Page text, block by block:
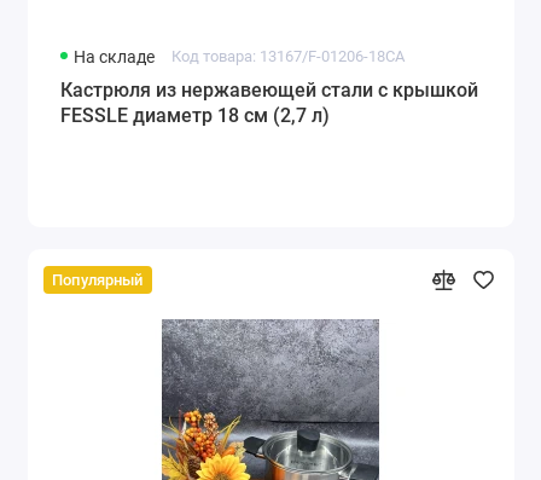
На складе Код товара: 13167/F-01206-18CA
Кастрюля из нержавеющей стали с крышкой
FESSLE диаметр 18 см (2,7 л)
Популярный